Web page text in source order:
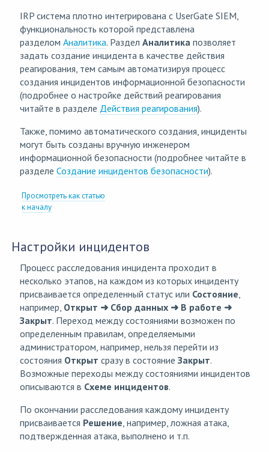
IRP система плотно интегрирована с UserGate SIEM,
функциональность которой представлена
разделом Аналитика. Раздел Аналитика позволяет
задать создание инцидента в качестве действия
реагирования, тем самым автоматизируя процесс
создания инцидентов информационной безопасности
(подробнее о настройке действий реагирования
читайте в разделе Действия реагирования).
Также, помимо автоматического создания, инциденты
могут быть созданы вручную инженером
информационной безопасности (подробнее читайте в
разделе Создание инцидентов безопасности).
Просмотреть как статью
к началу
Настройки инцидентов
Процесс расследования инцидента проходит в
несколько этапов, на каждом из которых инциденту
присваивается определенный статус или Состояние,
например, Открыт ➜ Сбор данных ➜ В работе ➜
Закрыт. Переход между состояниями возможен по
определенным правилам, определяемыми
администратором, например, нельзя перейти из
состояния Открыт сразу в состояние Закрыт.
Возможные переходы между состояниями инцидентов
описываются в Схеме инцидентов.
По окончании расследования каждому инциденту
присваивается Решение, например, ложная атака,
подтвержденная атака, выполнено и т.п.